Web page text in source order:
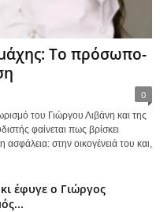
Το πρόσωπο-
0
του Γιώργου Λιβάνη και της
φαίνεται πως βρίσκει
στην οικογένειά του και,
έφυγε ο Γιώργος